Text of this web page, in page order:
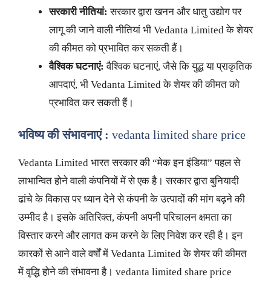
सरकारी नीतियां: सरकार द्वारा खनन और धातु उद्योग पर
लागू की जाने वाली नीतियां भी Vedanta Limited के शेयर
की कीमत को प्रभावित कर सकती हैं।
वैश्विक घटनाएं: वैश्विक घटनाएं, जैसे कि युद्ध या प्राकृतिक
आपदाएं, भी Vedanta Limited के शेयर की कीमत को
प्रभावित कर सकती हैं।
भविष्य की संभावनाएं : vedanta limited share price
Vedanta Limited भारत सरकार की “मेक इन इंडिया” पहल से
लाभान्वित होने वाली कंपनियों में से एक है। सरकार द्वारा बुनियादी
ढांचे के विकास पर ध्यान देने से कंपनी के उत्पादों की मांग बढ़ने की
उम्मीद है। इसके अतिरिक्त, कंपनी अपनी परिचालन क्षमता का
विस्तार करने और लागत कम करने के लिए निवेश कर रही है। इन
कारकों से आने वाले वर्षों में Vedanta Limited के शेयर की कीमत
में वृद्धि होने की संभावना है। vedanta limited share price